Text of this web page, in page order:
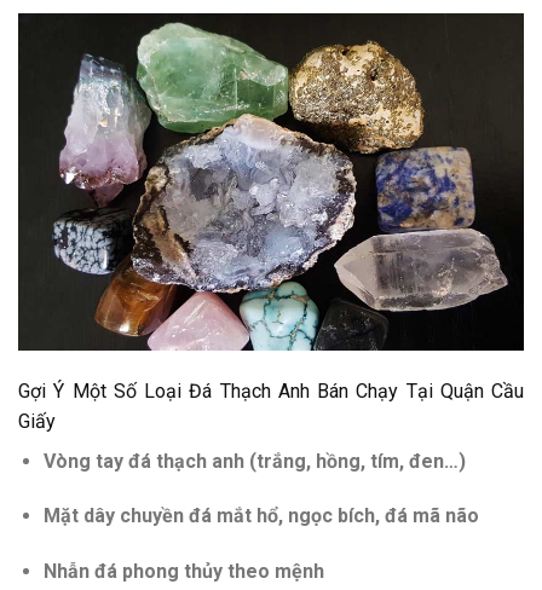
Gợi Ý Một Số Loại Đá Thạch Anh Bán Chạy Tại Quận Cầu
Giấy
Vòng tay đá thạch anh (trắng, hồng, tím, đen…)
Mặt dây chuyền đá mắt hổ, ngọc bích, đá mã não
Nhẫn đá phong thủy theo mệnh